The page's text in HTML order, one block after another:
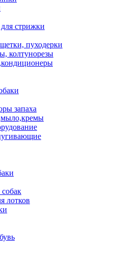
стрижки
пуходерки
колтунорезы
запаха
лотков